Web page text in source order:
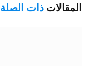
المقالات ذات الصلة